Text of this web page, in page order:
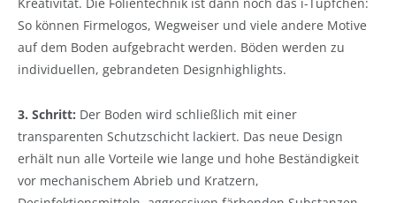
So können Firmelogos, Wegweiser und viele andere Motive
auf dem Boden aufgebracht werden. Böden werden zu
individuellen, gebrandeten Designhighlights.
3. Schritt: Der Boden wird schließlich mit einer
transparenten Schutzschicht lackiert. Das neue Design
erhält nun alle Vorteile wie lange und hohe Beständigkeit
vor mechanischem Abrieb und Kratzern,